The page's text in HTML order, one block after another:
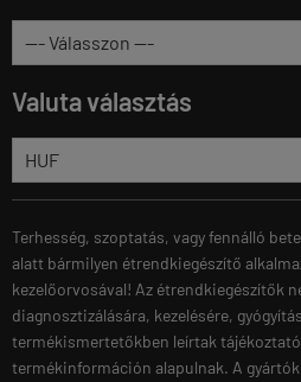
Valuta választás
Terhesség, szoptatás, vagy fennálló
alatt bármilyen étrendkiegészítő
kezelőorvosával! Az étrendkiegészítők
diagnosztizálására, kezelésére,
termékismertetőkben leírtak
termékinformáción alapulnak. A